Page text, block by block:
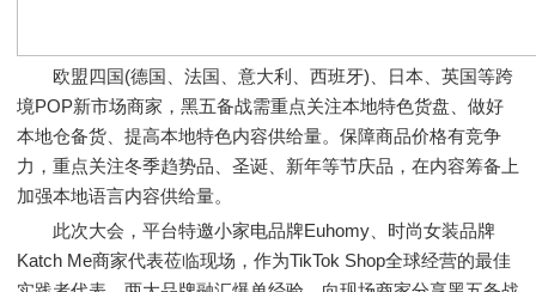
欧盟四国(德国、法国、意大利、西班牙)、日本、英国等跨
境POP新市场商家，黑五备战需重点关注本地特色货盘、做好
本地仓备货、提高本地特色内容供给量。保障商品价格有竞争
力，重点关注冬季趋势品、圣诞、新年等节庆品，在内容筹备上
加强本地语言内容供给量。
此次大会，平台特邀小家电品牌Euhomy、时尚女装品牌
Katch Me商家代表莅临现场，作为TikTok Shop全球经营的最佳